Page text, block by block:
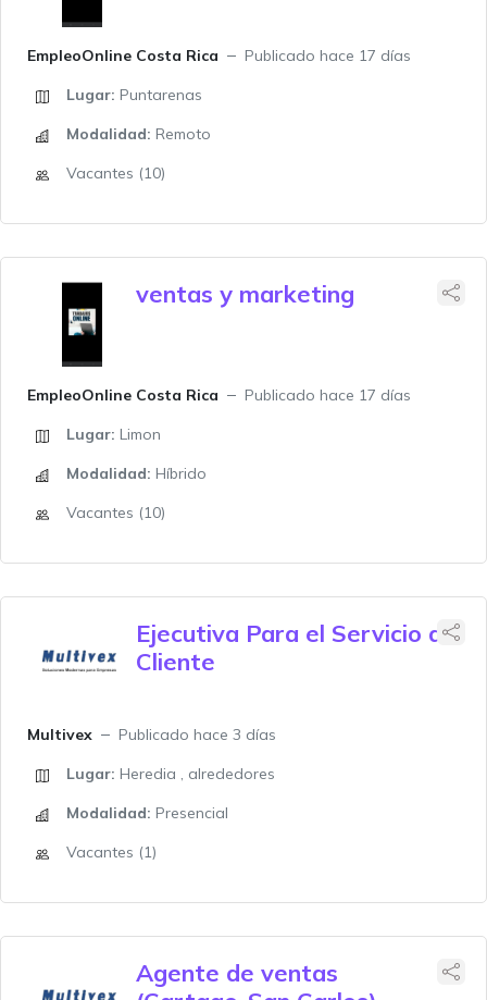
EmpleoOnline Costa Rica
Publicado hace 17 días
Lugar: Puntarenas
Modalidad: Remoto
Vacantes (10)
ventas y marketing
EmpleoOnline Costa Rica
Publicado hace 17 días
Lugar: Limon
Modalidad: Híbrido
Vacantes (10)
Ejecutiva Para el Servicio al
Cliente
Multivex
Publicado hace 3 días
Lugar: Heredia , alrededores
Modalidad: Presencial
Vacantes (1)
Agente de ventas